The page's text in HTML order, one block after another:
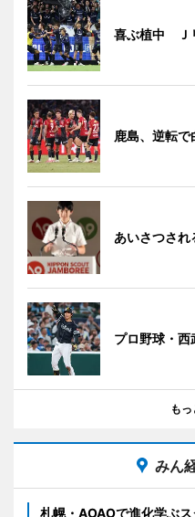
喜ぶ植中 Ｊ
鹿島、逆転
あいさつされ
プロ野球・
も
みん
札幌・AOAOで進化学ぶ